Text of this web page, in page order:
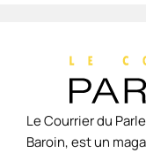
Le Courrier du
Baroin, est un